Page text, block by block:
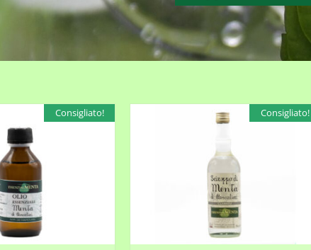
Consigliato! Consigliato!